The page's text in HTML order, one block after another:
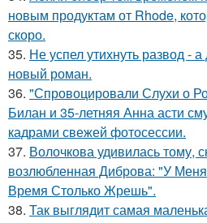
новым продуктам от Rhode,
скоро.
35. Не успел утихнуть развод -
новый роман.
36. "Спровоцировали Слухи о
Билан и 35-летняя Анна асти
кадрами свежей фотосессии.
37. Волочкова удивилась тому,
возлюбленная Диброва: "У
Время Столько Жрешь".
38. Так выглядит самая